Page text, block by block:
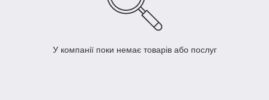
У компанії поки немає товарів або послуг